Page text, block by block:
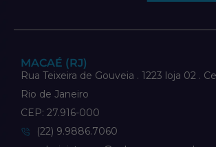
MACAÉ (RJ)
Rua Teixeira de Gouveia . 1223 loja 02 .
Rio de Janeiro
CEP: 27.916-000
(22) 9.9886.7060